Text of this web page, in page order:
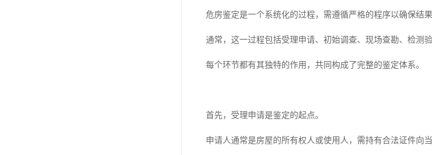
危房鉴定是一个系统化的过程，需遵循严格的程序以确保结
通常，这一过程包括受理申请、初始调查、现场查勘、检测
每个环节都有其独特的作用，共同构成了完整的鉴定体系。
首先，受理申请是鉴定的起点。
申请人通常是房屋的所有权人或使用人，需持有合法证件向